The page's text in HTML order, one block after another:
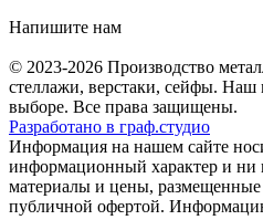
Напишите нам
© 2023-2026 Производство
стеллажи, верстаки, сейфы.
выборе. Все права защищены.
Разработано в граф.студио
Информация на нашем сайте
информационный характер и ни
материалы и цены, размещенные
публичной офертой.